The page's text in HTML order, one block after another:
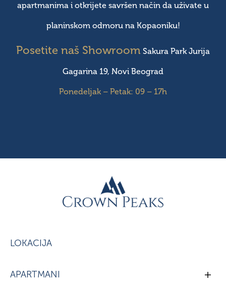
apartmanima i otkrijete savršen način da uživate u
planinskom odmoru na Kopaoniku!
Posetite naš Showroom Sakura ParkJurija
Gagarina 19, Novi Beograd
Ponedeljak – Petak: 09 – 17h
LOKACIJA
APARTMANI